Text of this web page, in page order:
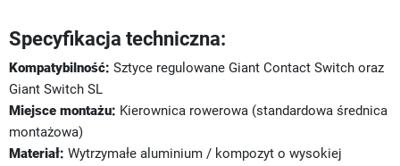
Specyfikacja techniczna:
Kompatybilność: Sztyce regulowane Giant Contact Switch oraz
Giant Switch SL
Miejsce montażu: Kierownica rowerowa (standardowa średnica
montażowa)
Materiał: Wytrzymałe aluminium / kompozyt o wysokiej